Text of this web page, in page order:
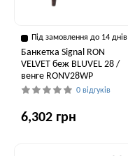
Під замовлення до 14 днів
Банкетка Signal RON
VELVET беж BLUVEL 28 /
венге RONV28WP
0 відгуків
6,302 грн